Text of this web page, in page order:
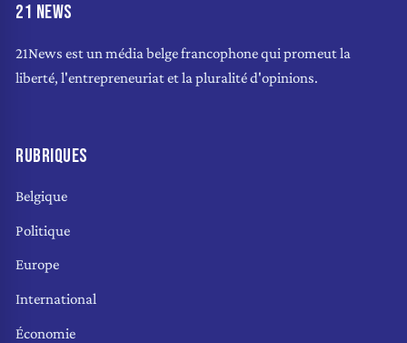
21 NEWS
21News est un média belge francophone qui promeut la
liberté, l'entrepreneuriat et la pluralité d'opinions.
RUBRIQUES
Belgique
Politique
Europe
International
Économie